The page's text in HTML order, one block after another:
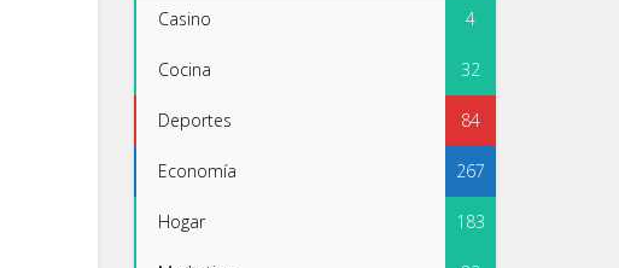
Casino 4
Cocina 32
Deportes 84
Economía 267
Hogar 183